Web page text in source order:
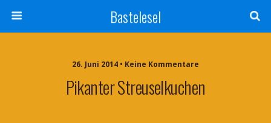
Bastelesel
26. Juni 2014 • Keine Kommentare
Pikanter Streuselkuchen